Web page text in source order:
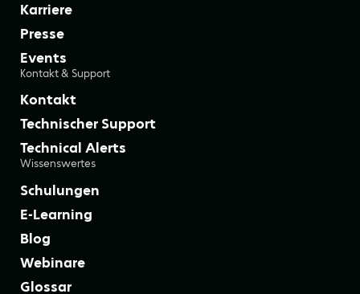
Karriere
Presse
Events
Kontakt & Support
Kontakt
Technischer Support
Technical Alerts
Wissenswertes
Schulungen
E-Learning
Blog
Webinare
Glossar